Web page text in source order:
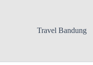
Travel Bandung